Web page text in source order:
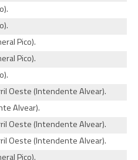
Pico).
Pico).
Oeste (Intendente Alvear).
Alvear).
Oeste (Intendente Alvear).
Oeste (Intendente Alvear).
Pico).